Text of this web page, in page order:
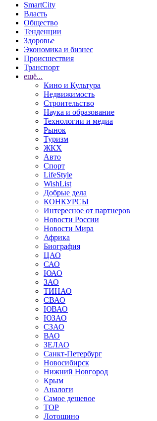
SmartCity
Власть
Общество
Тенденции
Здоровье
Экономика и бизнес
Происшествия
Транспорт
ещё...
Кино и Культура
Недвижимость
Строительство
Наука и образование
Технологии и медиа
Рынок
Туризм
ЖКХ
Авто
Спорт
LifeStyle
WishList
Добрые дела
КОНКУРСЫ
Интересное от партнеров
Новости России
Новости Мира
Африка
Биография
ЦАО
САО
ЮАО
ЗАО
ТИНАО
СВАО
ЮВАО
ЮЗАО
СЗАО
ВАО
ЗЕЛАО
Санкт-Петербург
Новосибирск
Нижний Новгород
Крым
Аналоги
Самое дешевое
TOP
Лотошино